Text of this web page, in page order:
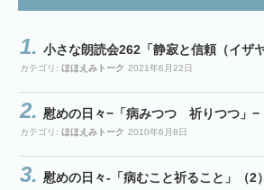
小さな朗読会262「静寂と信頼（イザ
カテゴリ: ほほえみトーク 2021年6月22日
慰めの日々−「病みつつ 祈りつつ」−
カテゴリ: ほほえみトーク 2010年6月8日
慰めの日々-「病むこと祈ること」（2）